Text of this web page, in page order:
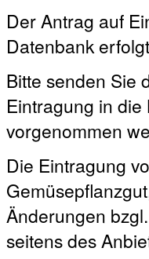
Der Antrag auf
Datenbank
Bitte senden Sie
Eintragung in
vorgenommen
Die Eintragung
Änderungen
seitens des